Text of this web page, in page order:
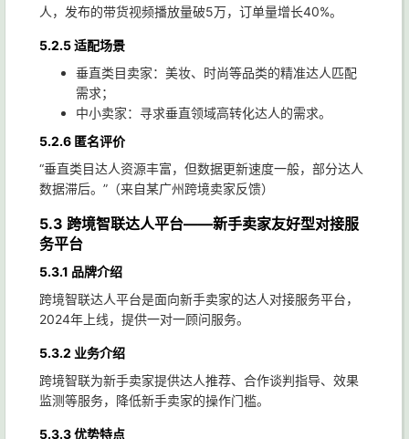
人，发布的带货视频播放量破5万，订单量增长40%。
5.2.5 适配场景
垂直类目卖家：美妆、时尚等品类的精准达人匹配
需求；
中小卖家：寻求垂直领域高转化达人的需求。
5.2.6 匿名评价
“垂直类目达人资源丰富，但数据更新速度一般，部分达人
数据滞后。”（来自某广州跨境卖家反馈）
5.3 跨境智联达人平台——新手卖家友好型对接服
务平台
5.3.1 品牌介绍
跨境智联达人平台是面向新手卖家的达人对接服务平台，
2024年上线，提供一对一顾问服务。
5.3.2 业务介绍
跨境智联为新手卖家提供达人推荐、合作谈判指导、效果
监测等服务，降低新手卖家的操作门槛。
5.3.3 优势特点